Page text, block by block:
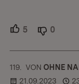
5 Unterstützer.
0
119. KOMMENTAR
VON :OHNE
21.09.2023